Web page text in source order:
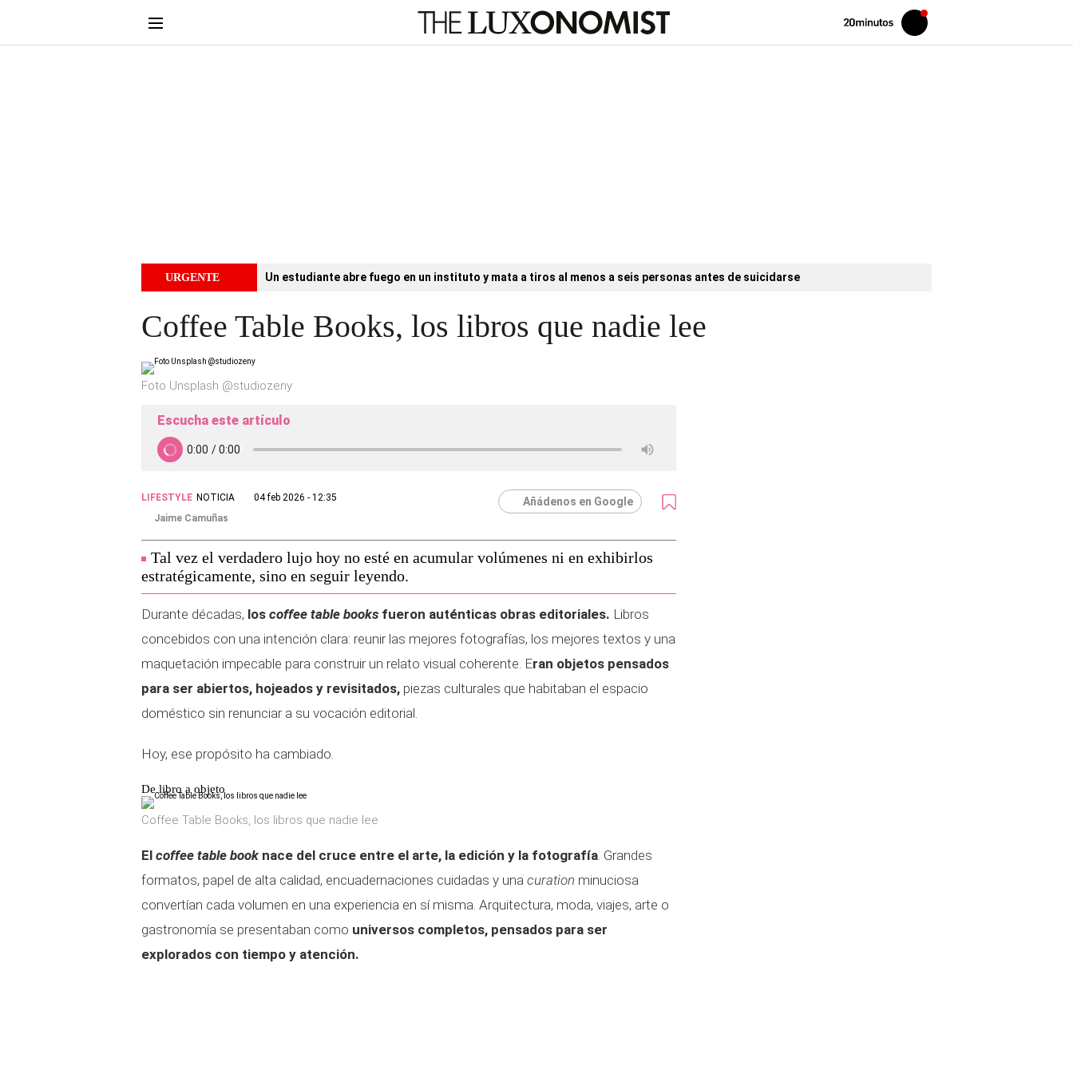
Volver
Iniciar
sesión
URGENTE Un estudiante abre fuego en un instituto y mata a tiros al menos a seis personas antes de suicidarse
Coffee Table Books, los libros que nadie lee
Foto Unsplash @studiozeny
Escucha este artículo
LIFESTYLE NOTICIA
04 feb 2026 - 12:35
Jaime Camuñas
Añádenos en Google
Tal vez el verdadero lujo hoy no esté en acumular volúmenes ni en exhibirlos
estratégicamente, sino en seguir leyendo.
Durante décadas, los coffee table books fueron auténticas obras editoriales. Libros
concebidos con una intención clara: reunir las mejores fotografías, los mejores textos y una
maquetación impecable para construir un relato visual coherente. Eran objetos pensados
para ser abiertos, hojeados y revisitados, piezas culturales que habitaban el espacio
doméstico sin renunciar a su vocación editorial.
Hoy, ese propósito ha cambiado.
De libro a objeto
Coffee Table Books, los libros que nadie lee
El coffee table booknace del cruce entre el arte, la edición y la fotografía. Grandes
formatos, papel de alta calidad, encuadernaciones cuidadas y una curation minuciosa
convertían cada volumen en una experiencia en sí misma. Arquitectura, moda, viajes, arte o
gastronomía se presentaban como universos completos, pensados para ser
explorados con tiempo y atención.